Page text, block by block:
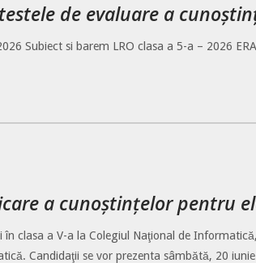
de evaluare a
Subiect si barem LRO clasa a 5-a – 2026
a cunoștințelor pentru
în clasa a V-a la Colegiul Naţional de
Candidaţii se vor prezenta sâmbătă, 20